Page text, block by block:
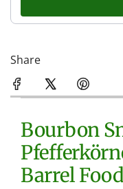
Share
Bourbon Smoked Pepper -
Barrel